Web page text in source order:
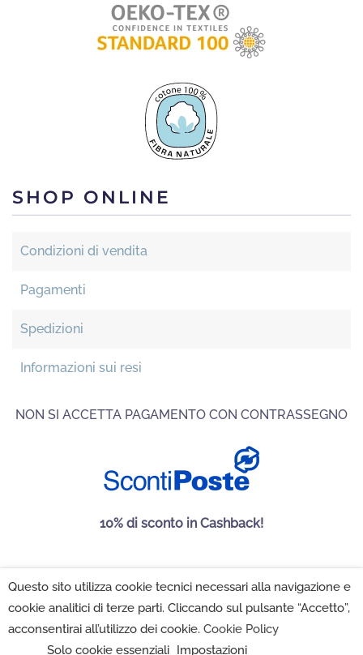
SHOP ONLINE
Condizioni di vendita
Pagamenti
Spedizioni
Informazioni sui resi
NON SI ACCETTA PAGAMENTO CON CONTRASSEGNO
10% di sconto in Cashback!
Maison Folies SRL 2022 - P.IVA 02222350502 -Privacy
Policy-Cookie Policy-Impostazioni Cookie
Questo sito utilizza cookie tecnici necessari alla navigazione e
cookie analitici di terze parti. Cliccando sul pulsante “Accetto”,
acconsentirai all’utilizzo dei cookie. Cookie Policy
Solo cookie essenziali Impostazioni